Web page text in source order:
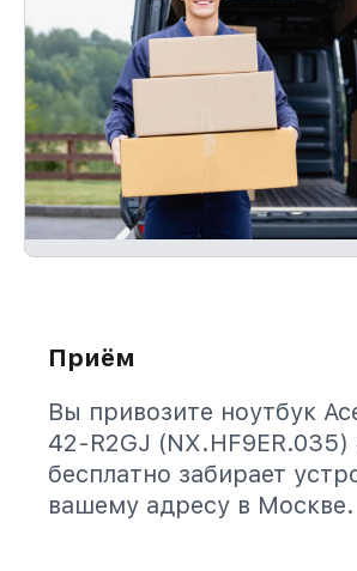
Приём
Вы привозите ноутбук
42-R2GJ (NX.HF9ER.035)
бесплатно забирает
вашему адресу в Москве.